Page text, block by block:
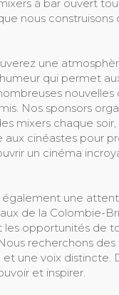
à bar ouvert
nous construisons
une
qui permet
nouvelles
Nos sponsors
mixers chaque soir,
aux cinéastes pour
un cinéma
également une
de la Colombie-
opportunités de
recherchons
et une voix distincte.
et inspirer.